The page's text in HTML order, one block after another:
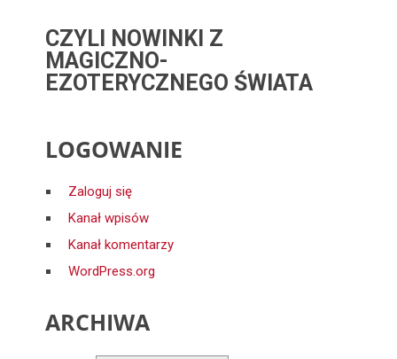
CZYLI NOWINKI Z
MAGICZNO-
EZOTERYCZNEGO ŚWIATA
LOGOWANIE
Zaloguj się
Kanał wpisów
Kanał komentarzy
WordPress.org
ARCHIWA